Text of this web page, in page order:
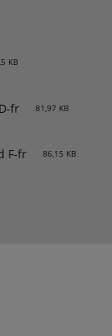
KB
fr 81,97 KB
F-fr 86,15 KB